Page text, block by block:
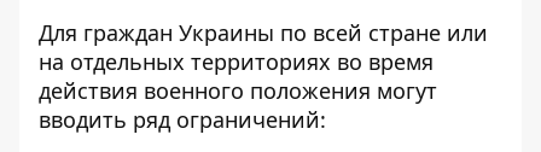
Для граждан Украины по всей стране или
на отдельных территориях во время
действия военного положения могут
вводить ряд ограничений: